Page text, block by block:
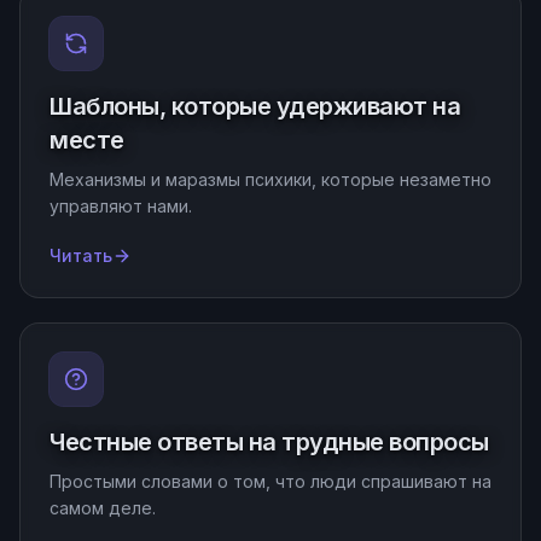
Шаблоны, которые удерживают на
месте
Механизмы и маразмы психики, которые незаметно
управляют нами.
Читать
Честные ответы на трудные вопросы
Простыми словами о том, что люди спрашивают на
самом деле.